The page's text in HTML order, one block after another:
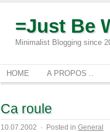
=Just Be
Minimalist Blogging since
HOME A PROPOS ..
Ca roule
10.07.2002 · Posted in General